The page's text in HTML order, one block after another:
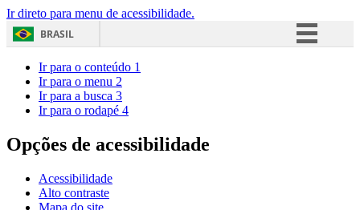
Ir direto para menu de acessibilidade.
BRASIL
Acesso à informação
Ir para o conteúdo 1
Ir para o menu 2
Ir para a busca 3
Ir para o rodapé 4
Opções de acessibilidade
Acessibilidade
Alto contraste
Mapa do site